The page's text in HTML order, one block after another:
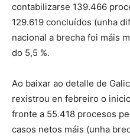
contabilizarse 139.466
129.619 concluídos (unha
nacional a brecha foi máis
do 5,5 %.
Ao baixar ao detalle de
rexistrou en febreiro o
fronte a 55.418 procesos
casos netos máis (unha